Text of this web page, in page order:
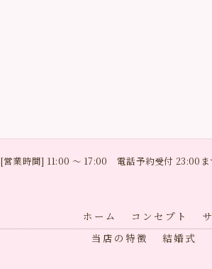
[営業時間] 11:00 〜 17:00 電話予約受付 23:00ま
ホーム コンセプト
当店の特徴
結婚式